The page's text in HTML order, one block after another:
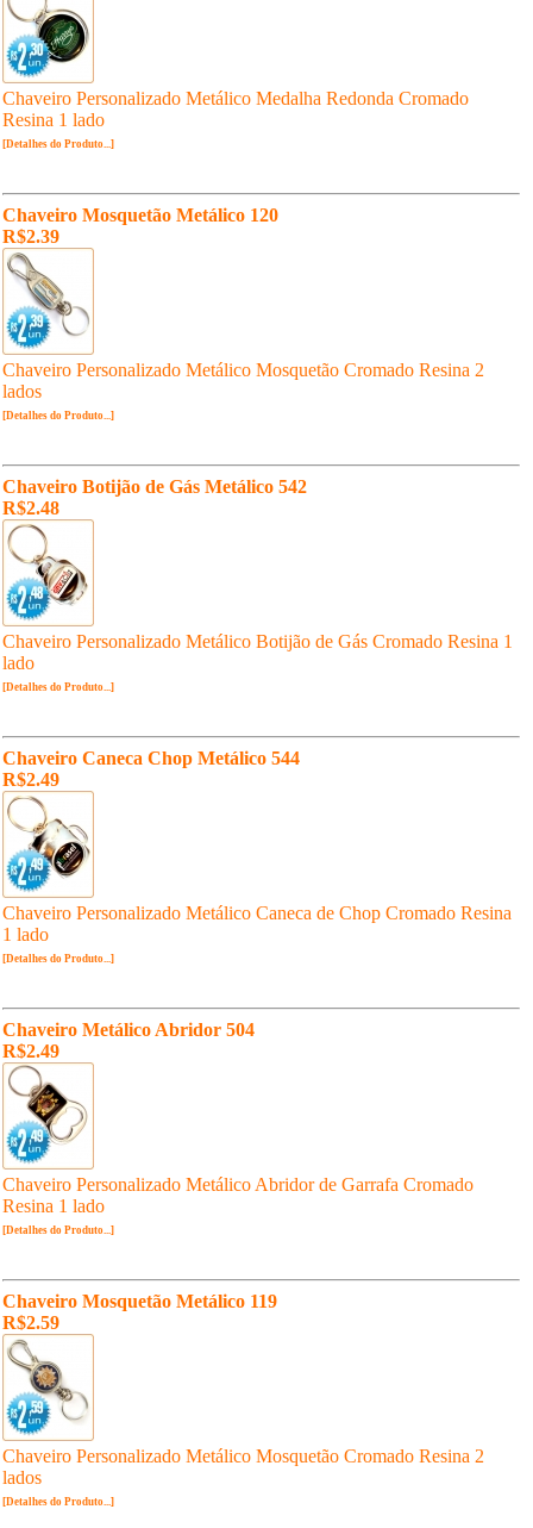
Chaveiro Personalizado Metálico Medalha Redonda Cromado
Resina 1 lado
[Detalhes do Produto...]
Chaveiro Mosquetão Metálico 120
R$2.39
Chaveiro Personalizado Metálico Mosquetão Cromado Resina 2
lados
[Detalhes do Produto...]
Chaveiro Botijão de Gás Metálico 542
R$2.48
Chaveiro Personalizado Metálico Botijão de Gás Cromado Resina 1
lado
[Detalhes do Produto...]
Chaveiro Caneca Chop Metálico 544
R$2.49
Chaveiro Personalizado Metálico Caneca de Chop Cromado Resina
1 lado
[Detalhes do Produto...]
Chaveiro Metálico Abridor 504
R$2.49
Chaveiro Personalizado Metálico Abridor de Garrafa Cromado
Resina 1 lado
[Detalhes do Produto...]
Chaveiro Mosquetão Metálico 119
R$2.59
Chaveiro Personalizado Metálico Mosquetão Cromado Resina 2
lados
[Detalhes do Produto...]